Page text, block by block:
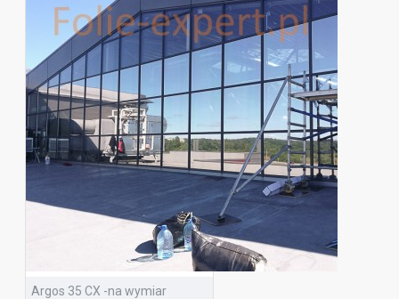
Argos 35 CX -na wymiar